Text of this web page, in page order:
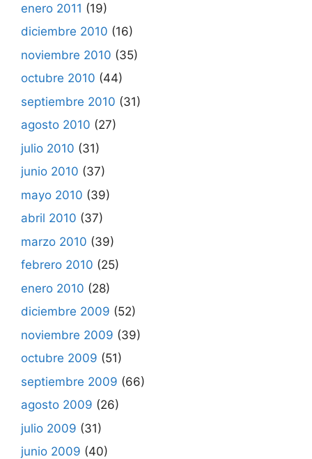
enero 2011 (19)
diciembre 2010 (16)
noviembre 2010 (35)
octubre 2010 (44)
septiembre 2010 (31)
agosto 2010 (27)
julio 2010 (31)
junio 2010 (37)
mayo 2010 (39)
abril 2010 (37)
marzo 2010 (39)
febrero 2010 (25)
enero 2010 (28)
diciembre 2009 (52)
noviembre 2009 (39)
octubre 2009 (51)
septiembre 2009 (66)
agosto 2009 (26)
julio 2009 (31)
junio 2009 (40)